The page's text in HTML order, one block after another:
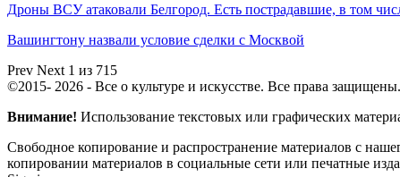
Дроны ВСУ атаковали Белгород. Есть пострадавшие, в том
Вашингтону назвали условие сделки с Москвой
Prev Next 1 из 715
©2015- 2026 - Все о культуре и искусстве. Все права защищены.
Внимание! Использование текстовых или графических
Свободное копирование и распространение материалов с
копировании материалов в социальные сети или печатные